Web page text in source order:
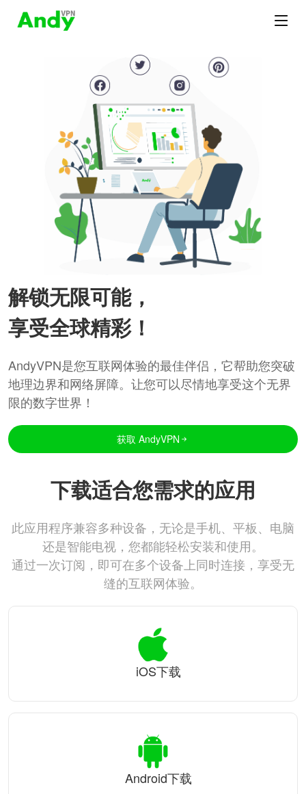
解锁无限可能，
享受全球精彩！
AndyVPN是您互联网体验的最佳伴侣，它帮助您突破
地理边界和网络屏障。让您可以尽情地享受这个无界
限的数字世界！
获取 AndyVPN
下载适合您需求的应用
此应用程序兼容多种设备，无论是手机、平板、电脑
还是智能电视，您都能轻松安装和使用。
通过一次订阅，即可在多个设备上同时连接，享受无
缝的互联网体验。
iOS下载
Android下载